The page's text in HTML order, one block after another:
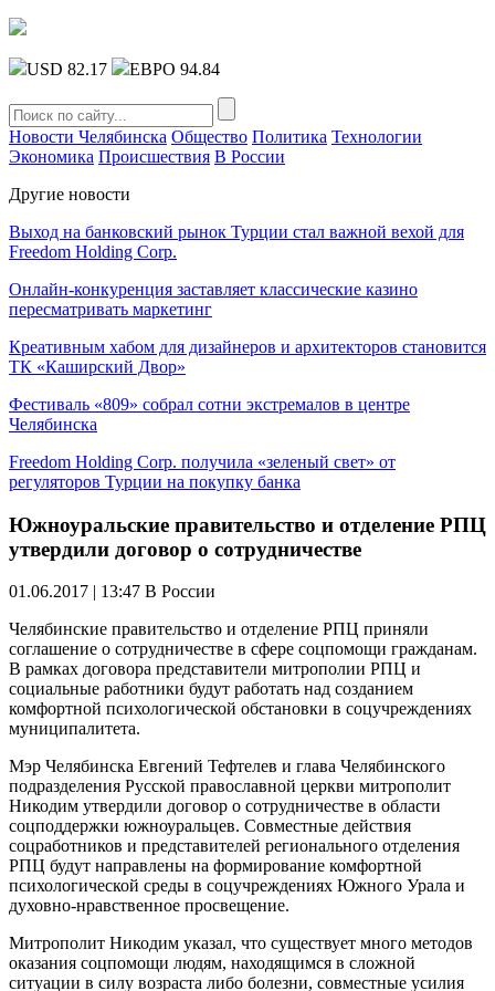
USD 82.17 ЕВРО 94.84
Новости Челябинска Общество Политика Технологии
Экономика Происшествия В России
Другие новости
Выход на банковский рынок Турции стал важной вехой для
Freedom Holding Corp.
Онлайн-конкуренция заставляет классические казино
пересматривать маркетинг
Креативным хабом для дизайнеров и архитекторов становится
ТК «Каширский Двор»
Фестиваль «809» собрал сотни экстремалов в центре
Челябинска
Freedom Holding Corp. получила «зеленый свет» от
регуляторов Турции на покупку банка
Южноуральские правительство и отделение РПЦ
утвердили договор о сотрудничестве
01.06.2017 | 13:47 В России
Челябинские правительство и отделение РПЦ приняли
соглашение о сотрудничестве в сфере соцпомощи гражданам.
В рамках договора представители митрополии РПЦ и
социальные работники будут работать над созданием
комфортной психологической обстановки в соцучреждениях
муниципалитета.
Мэр Челябинска Евгений Тефтелев и глава Челябинского
подразделения Русской православной церкви митрополит
Никодим утвердили договор о сотрудничестве в области
соцподдержки южноуральцев. Совместные действия
соцработников и представителей регионального отделения
РПЦ будут направлены на формирование комфортной
психологической среды в соцучреждениях Южного Урала и
духовно-нравственное просвещение.
Митрополит Никодим указал, что существует много методов
оказания соцпомощи людям, находящимся в сложной
ситуации в силу возраста либо болезни, совместные усилия